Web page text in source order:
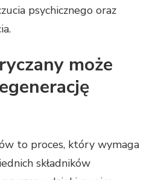
psychicznego oraz
może
to proces, który wymaga
składników